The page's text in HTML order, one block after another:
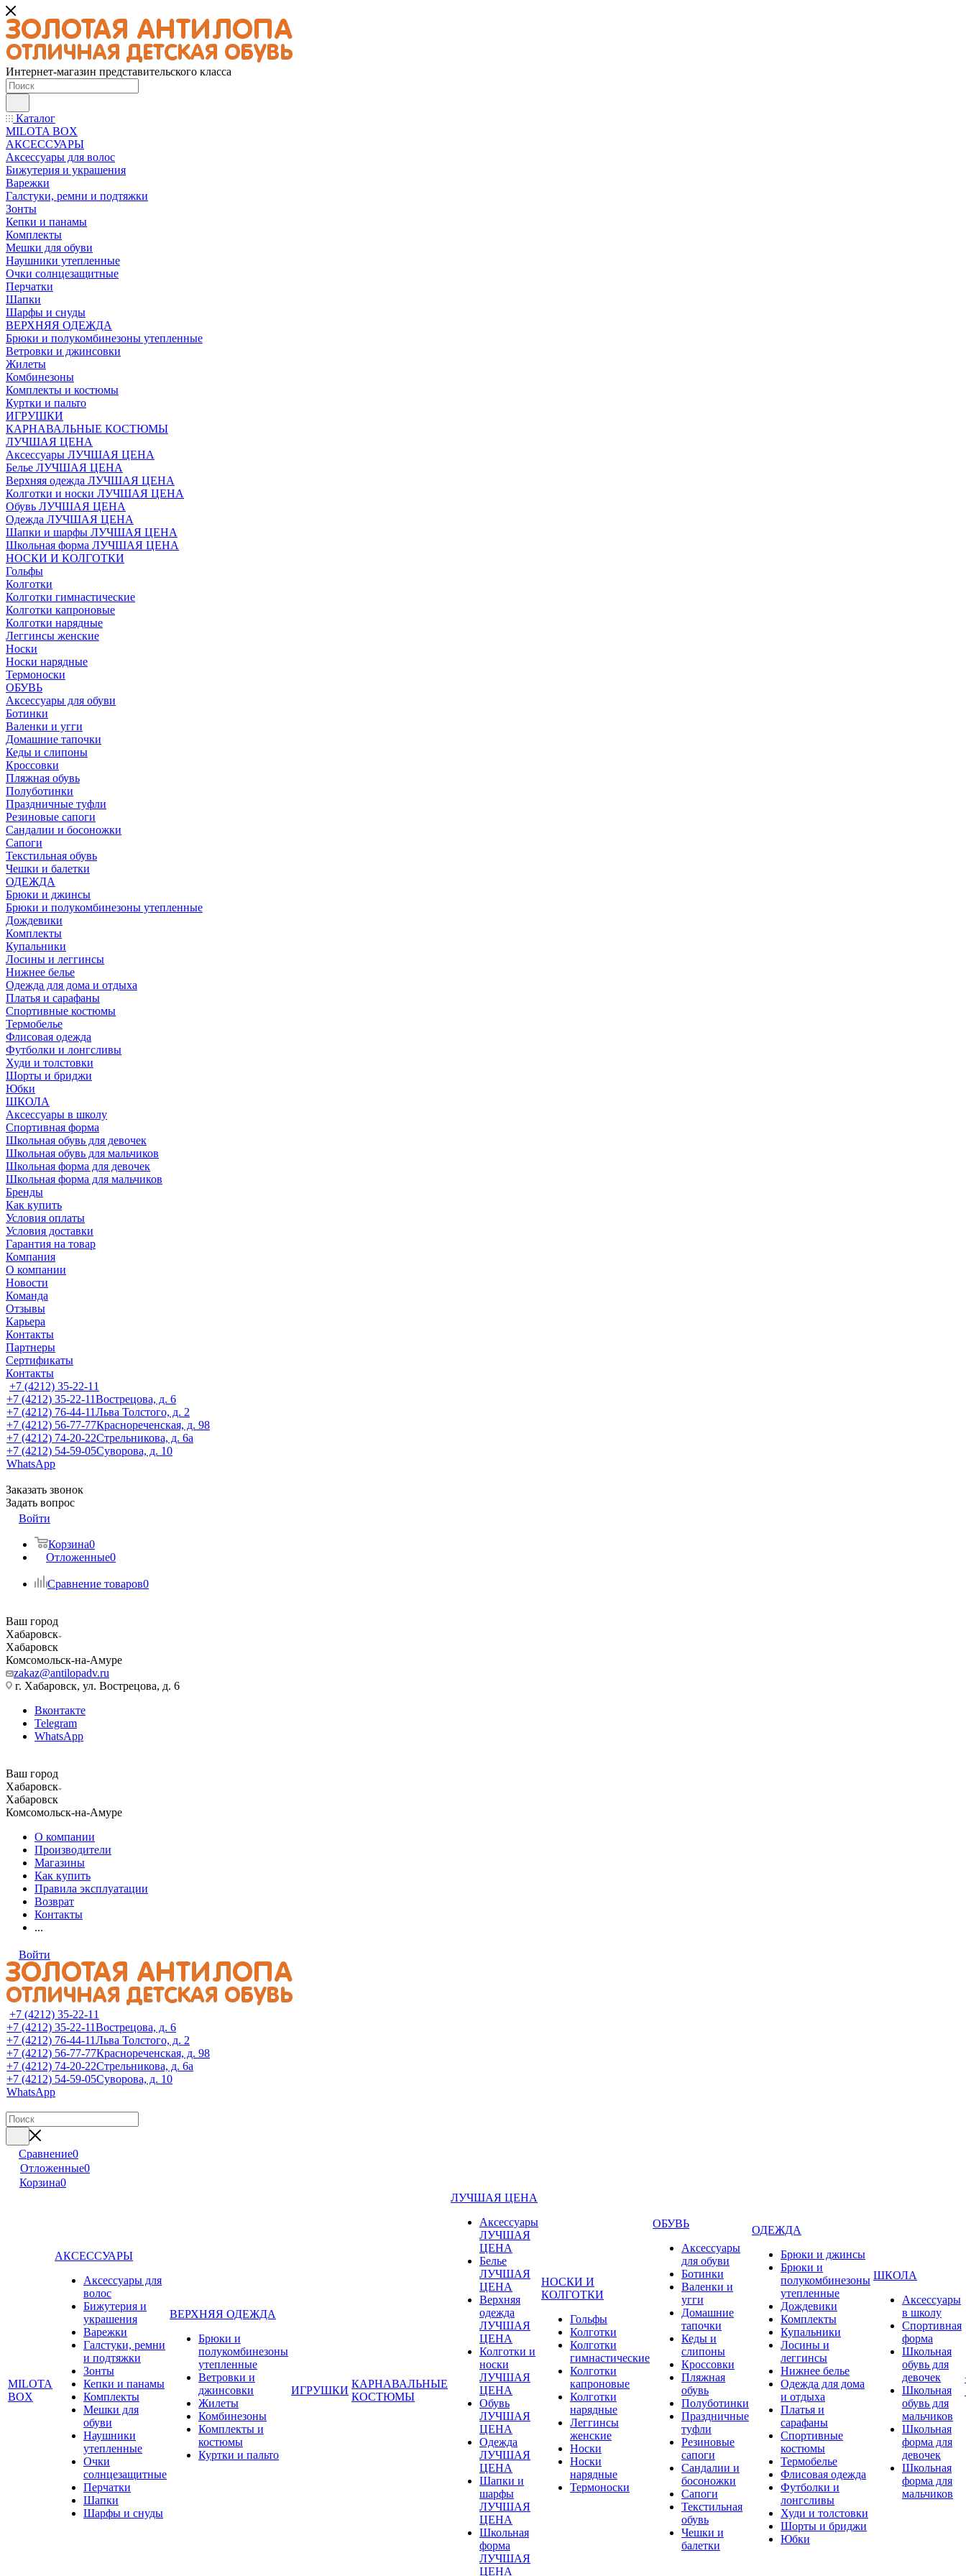
Интернет-магазин представительского класса
Каталог
MILOTA BOX
АКСЕССУАРЫ
Аксессуары для волос
Бижутерия и украшения
Варежки
Галстуки, ремни и подтяжки
Зонты
Кепки и панамы
Комплекты
Мешки для обуви
Наушники утепленные
Очки солнцезащитные
Перчатки
Шапки
Шарфы и снуды
ВЕРХНЯЯ ОДЕЖДА
Брюки и полукомбинезоны утепленные
Ветровки и джинсовки
Жилеты
Комбинезоны
Комплекты и костюмы
Куртки и пальто
ИГРУШКИ
КАРНАВАЛЬНЫЕ КОСТЮМЫ
ЛУЧШАЯ ЦЕНА
Аксессуары ЛУЧШАЯ ЦЕНА
Белье ЛУЧШАЯ ЦЕНА
Верхняя одежда ЛУЧШАЯ ЦЕНА
Колготки и носки ЛУЧШАЯ ЦЕНА
Обувь ЛУЧШАЯ ЦЕНА
Одежда ЛУЧШАЯ ЦЕНА
Шапки и шарфы ЛУЧШАЯ ЦЕНА
Школьная форма ЛУЧШАЯ ЦЕНА
НОСКИ И КОЛГОТКИ
Гольфы
Колготки
Колготки гимнастические
Колготки капроновые
Колготки нарядные
Леггинсы женские
Носки
Носки нарядные
Термоноски
ОБУВЬ
Аксессуары для обуви
Ботинки
Валенки и угги
Домашние тапочки
Кеды и слипоны
Кроссовки
Пляжная обувь
Полуботинки
Праздничные туфли
Резиновые сапоги
Сандалии и босоножки
Сапоги
Текстильная обувь
Чешки и балетки
ОДЕЖДА
Брюки и джинсы
Брюки и полукомбинезоны утепленные
Дождевики
Комплекты
Купальники
Лосины и леггинсы
Нижнее белье
Одежда для дома и отдыха
Платья и сарафаны
Спортивные костюмы
Термобелье
Флисовая одежда
Футболки и лонгсливы
Худи и толстовки
Шорты и бриджи
Юбки
ШКОЛА
Аксессуары в школу
Спортивная форма
Школьная обувь для девочек
Школьная обувь для мальчиков
Школьная форма для девочек
Школьная форма для мальчиков
Бренды
Как купить
Условия оплаты
Условия доставки
Гарантия на товар
Компания
О компании
Новости
Команда
Отзывы
Карьера
Контакты
Партнеры
Сертификаты
Контакты
+7 (4212) 35-22-11
+7 (4212) 35-22-11Вострецова, д. 6
+7 (4212) 76-44-11Льва Толстого, д. 2
+7 (4212) 56-77-77Краснореченская, д. 98
+7 (4212) 74-20-22Стрельникова, д. 6а
+7 (4212) 54-59-05Суворова, д. 10
WhatsApp
Заказать звонок
Задать вопрос
Войти
Корзина0
Отложенные0
Сравнение товаров0
Ваш город
Хабаровск
Хабаровск
Комсомольск-на-Амуре
zakaz@antilopadv.ru
г. Хабаровск, ул. Вострецова, д. 6
Вконтакте
Telegram
WhatsApp
Ваш город
Хабаровск
Хабаровск
Комсомольск-на-Амуре
О компании
Производители
Магазины
Как купить
Правила эксплуатации
Возврат
Контакты
...
Войти
+7 (4212) 35-22-11
+7 (4212) 35-22-11Вострецова, д. 6
+7 (4212) 76-44-11Льва Толстого, д. 2
+7 (4212) 56-77-77Краснореченская, д. 98
+7 (4212) 74-20-22Стрельникова, д. 6а
+7 (4212) 54-59-05Суворова, д. 10
WhatsApp
Сравнение0
Отложенные0
Корзина0
MILOTA
BOX
АКСЕССУАРЫ
Аксессуары для
волос
Бижутерия и
украшения
Варежки
Галстуки, ремни
и подтяжки
Зонты
Кепки и панамы
Комплекты
Мешки для
обуви
Наушники
утепленные
Очки
солнцезащитные
Перчатки
Шапки
Шарфы и снуды
ВЕРХНЯЯ ОДЕЖДА
Брюки и
полукомбинезоны
утепленные
Ветровки и
джинсовки
Жилеты
Комбинезоны
Комплекты и
костюмы
Куртки и пальто
ИГРУШКИ
КАРНАВАЛЬНЫЕ
КОСТЮМЫ
ЛУЧШАЯ ЦЕНА
Аксессуары
ЛУЧШАЯ
ЦЕНА
Белье
ЛУЧШАЯ
ЦЕНА
Верхняя
одежда
ЛУЧШАЯ
ЦЕНА
Колготки и
носки
ЛУЧШАЯ
ЦЕНА
Обувь
ЛУЧШАЯ
ЦЕНА
Одежда
ЛУЧШАЯ
ЦЕНА
Шапки и
шарфы
ЛУЧШАЯ
ЦЕНА
Школьная
форма
ЛУЧШАЯ
ЦЕНА
НОСКИ И
КОЛГОТКИ
Гольфы
Колготки
Колготки
гимнастические
Колготки
капроновые
Колготки
нарядные
Леггинсы
женские
Носки
Носки
нарядные
Термоноски
ОБУВЬ
Аксессуары
для обуви
Ботинки
Валенки и
угги
Домашние
тапочки
Кеды и
слипоны
Кроссовки
Пляжная
обувь
Полуботинки
Праздничные
туфли
Резиновые
сапоги
Сандалии и
босоножки
Сапоги
Текстильная
обувь
Чешки и
балетки
ОДЕЖДА
Брюки и джинсы
Брюки и
полукомбинезоны
утепленные
Дождевики
Комплекты
Купальники
Лосины и
леггинсы
Нижнее белье
Одежда для дома
и отдыха
Платья и
сарафаны
Спортивные
костюмы
Термобелье
Флисовая одежда
Футболки и
лонгсливы
Худи и толстовки
Шорты и бриджи
Юбки
ШКОЛА
Аксессуары
в школу
Спортивная
форма
Школьная
обувь для
девочек
Школьная
обувь для
мальчиков
Школьная
форма для
девочек
Школьная
форма для
мальчиков